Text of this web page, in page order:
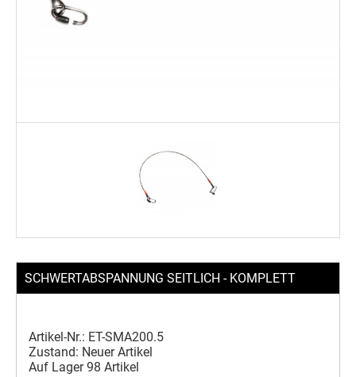
SCHWERTABSPANNUNG SEITLICH - KOMPLETT
Artikel-Nr.: ET-SMA200.5
Zustand: Neuer Artikel
Auf Lager 98 Artikel